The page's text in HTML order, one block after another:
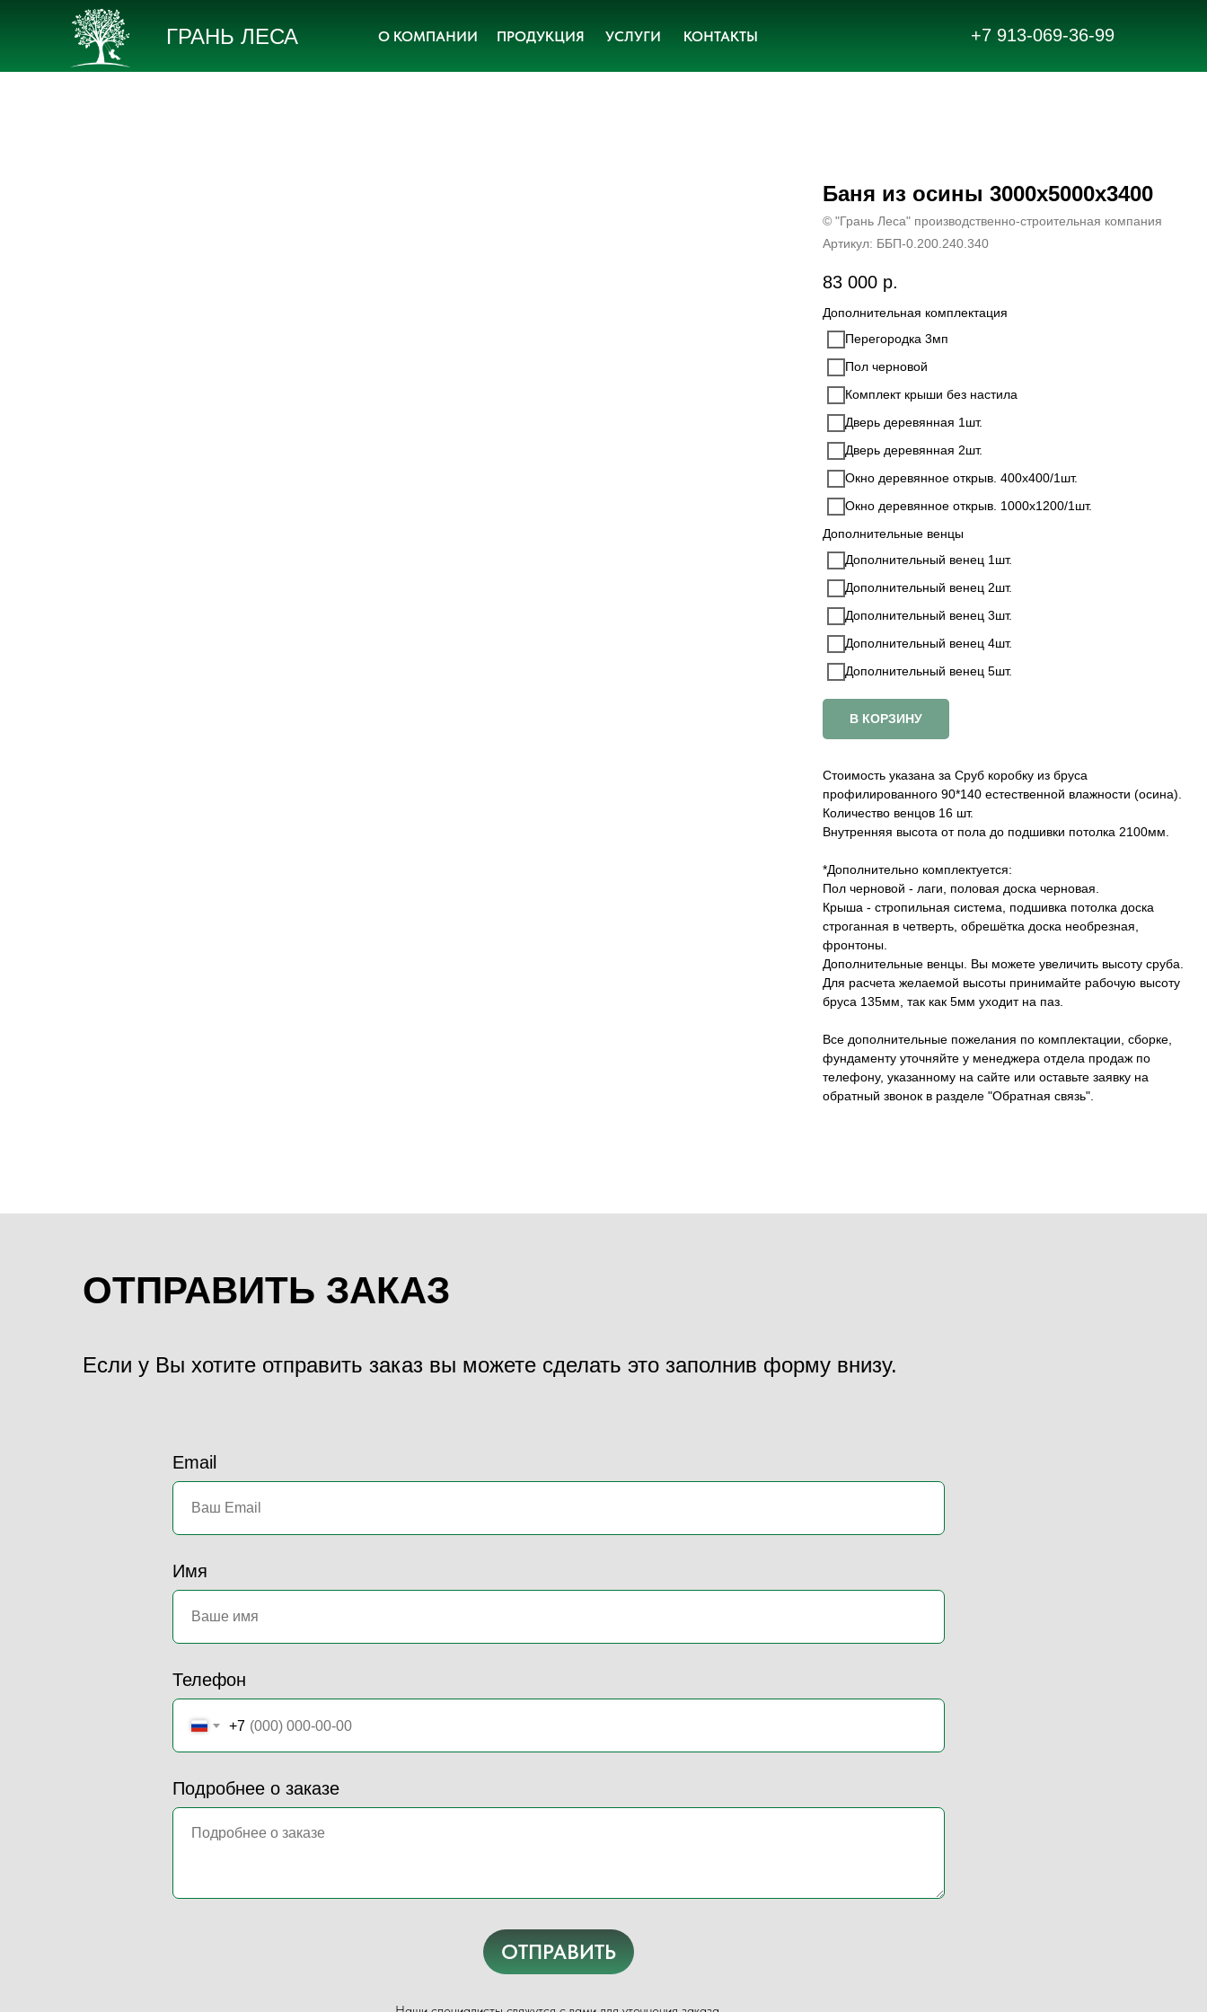
ГРАНЬ ЛЕСА +7 913-069-36-99
КОНТАКТЫ
УСЛУГИ
ПРОДУКЦИЯ
О КОМПАНИИ
Баня из осины 3000х5000х3400
© "Грань Леса" производственно-строительная компания
Артикул: ББП-0.200.240.340
83 000 р.
Дополнительная комплектация
Перегородка 3мп
Пол черновой
Комплект крыши без настила
Дверь деревянная 1шт.
Дверь деревянная 2шт.
Окно деревянное открыв. 400х400/1шт.
Окно деревянное открыв. 1000х1200/1шт.
Дополнительные венцы
Дополнительный венец 1шт.
Дополнительный венец 2шт.
Дополнительный венец 3шт.
Дополнительный венец 4шт.
Дополнительный венец 5шт.
В КОРЗИНУ
Стоимость указана за Сруб коробку из бруса
профилированного 90*140 естественной влажности (осина).
Количество венцов 16 шт.
Внутренняя высота от пола до подшивки потолка 2100мм.
*Дополнительно комплектуется:
Пол черновой - лаги, половая доска черновая.
Крыша - стропильная система, подшивка потолка доска
строганная в четверть, обрешётка доска необрезная,
фронтоны.
Дополнительные венцы. Вы можете увеличить высоту сруба.
Для расчета желаемой высоты принимайте рабочую высоту
бруса 135мм, так как 5мм уходит на паз.
Все дополнительные пожелания по комплектации, сборке,
фундаменту уточняйте у менеджера отдела продаж по
телефону, указанному на сайте или оставьте заявку на
обратный звонок в разделе "Обратная связь".
ОТПРАВИТЬ ЗАКАЗ
Если у Вы хотите отправить заказ вы можете сделать это заполнив форму внизу.
Email
Имя
Телефон
+7
Подробнее о заказе
ОТПРАВИТЬ